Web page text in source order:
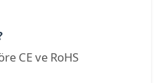
CE ve RoHS